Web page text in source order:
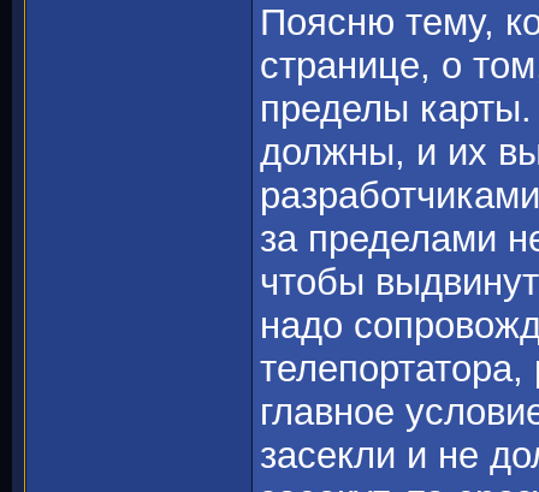
Поясню тему,
странице, о
пределы
должны, и их
за пределами
чтобы
надо
главное
засекли и не